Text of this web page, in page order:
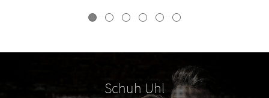
Schuh Uhl